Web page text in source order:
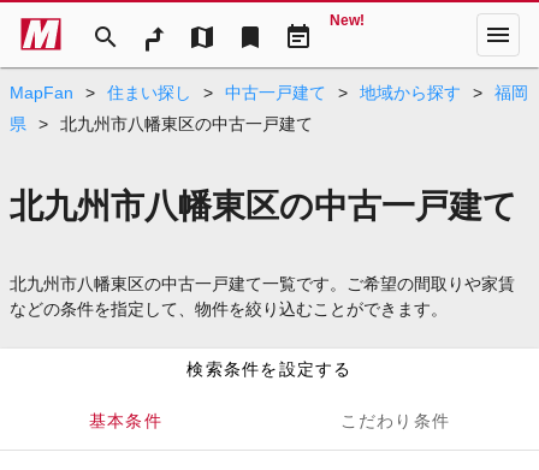
search map bookmark event_note
New! menu
MapFan > 住まい探し > 中古一戸建て > 地域から探す >
福岡
県
> 北九州市八幡東区の中古一戸建て
北九州市八幡東区の中古一戸建て
北九州市八幡東区の中古一戸建て一覧です。ご希望の間取りや家賃
などの条件を指定して、物件を絞り込むことができます。
検索条件を設定する
基本条件 こだわり条件